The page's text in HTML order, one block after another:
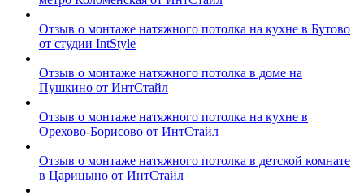
Отзыв о монтаже натяжного потолка на кухне в Бутово
от студии IntStyle
Отзыв о монтаже натяжного потолка в доме на
Пушкино от ИнтСтайл
Отзыв о монтаже натяжного потолка на кухне в
Орехово-Борисово от ИнтСтайл
Отзыв о монтаже натяжного потолка в детской комнате
в Царицыно от ИнтСтайл